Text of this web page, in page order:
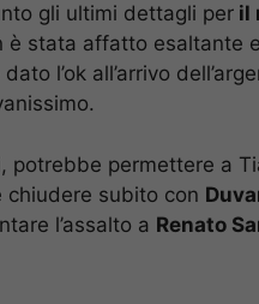
gli ultimi dettagli per il
è stata affatto esaltante
l’ok all’arrivo
potrebbe permettere a
chiudere subito con
l’assalto a Renato